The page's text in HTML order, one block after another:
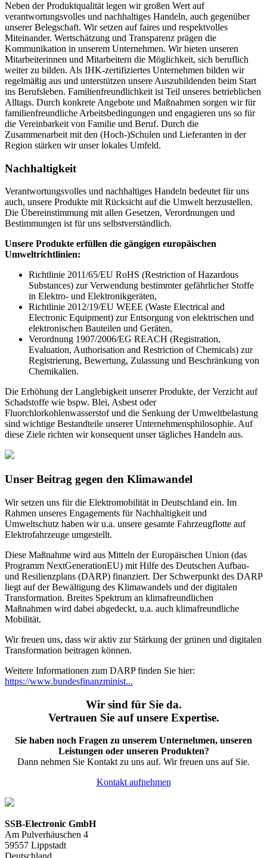
Neben der Produktqualität legen wir großen Wert auf
verantwortungsvolles und nachhaltiges Handeln, auch gegenüber
unserer Belegschaft. Wir setzen auf faires und respektvolles
Miteinander. Wertschätzung und Transparenz prägen die
Kommunikation in unserem Unternehmen. Wir bieten unseren
Mitarbeiterinnen und Mitarbeitern die Möglichkeit, sich beruflich
weiter zu bilden. Als IHK-zertifiziertes Unternehmen bilden wir
regelmäßig aus und unterstützen unsere Auszubildenden beim Start
ins Berufsleben. Familienfreundlichkeit ist Teil unseres betrieblichen
Alltags. Durch konkrete Angebote und Maßnahmen sorgen wir für
familienfreundliche Arbeitsbedingungen und engagieren uns so für
die Vereinbarkeit von Familie und Beruf. Durch die
Zusammenarbeit mit den (Hoch-)Schulen und Lieferanten in der
Region stärken wir unser lokales Umfeld.
Nachhaltigkeit
Verantwortungsvolles und nachhaltiges Handeln bedeutet für uns
auch, unsere Produkte mit Rücksicht auf die Umwelt herzustellen.
Die Übereinstimmung mit allen Gesetzen, Verordnungen und
Bestimmungen ist für uns selbstverständlich.
Unsere Produkte erfüllen die gängigen europäischen
Umweltrichtlinien:
Richtlinie 2011/65/EU RoHS (Restriction of Hazardous
Substances) zur Verwendung bestimmter gefährlicher Stoffe
in Elektro- und Elektronikgeräten,
Richtlinie 2012/19/EU WEEE (Waste Electrical and
Electronic Equipment) zur Entsorgung von elektrischen und
elektronischen Bauteilen und Geräten,
Verordnung 1907/2006/EG REACH (Registration,
Evaluation, Authorisation and Restriction of Chemicals) zur
Registrierung, Bewertung, Zulassung und Beschränkung von
Chemikalien.
Die Erhöhung der Langlebigkeit unserer Produkte, der Verzicht auf
Schadstoffe wie bspw. Blei, Asbest oder
Fluorchlorkohlenwasserstof und die Senkung der Umweltbelastung
sind wichtige Bestandteile unserer Unternehmensphilosophie. Auf
diese Ziele richten wir konsequent unser tägliches Handeln aus.
Unser Beitrag gegen den Klimawandel
Wir setzen uns für die Elektromobilität in Deutschland ein. Im
Rahmen unseres Engagements für Nachhaltigkeit und
Umweltschutz haben wir u.a. unsere gesamte Fahrzeugflotte auf
Elektrofahrzeuge umgestellt.
Diese Maßnahme wird aus Mitteln der Europäischen Union (das
Programm NextGenerationEU) mit Hilfe des Deutschen Aufbau-
und Resilienzplans (DARP) finanziert. Der Schwerpunkt des DARP
liegt auf der Bewältigung des Klimawandels und der digitalen
Transformation. Breites Spektrum an klimafreundlichen
Maßnahmen wird dabei abgedeckt, u.a. auch klimafreundliche
Mobilität.
Wir freuen uns, dass wir aktiv zur Stärkung der grünen und digitalen
Transformation beitragen können.
Weitere Informationen zum DARP finden Sie hier:
https://www.bundesfinanzminist...
Wir sind für Sie da.
Vertrauen Sie auf unsere Expertise.
Sie haben noch Fragen zu unserem Unternehmen, unseren
Leistungen oder unseren Produkten?
Dann nehmen Sie Kontakt zu uns auf. Wir freuen uns auf Sie.
Kontakt aufnehmen
SSB-Electronic GmbH
Am Pulverhäuschen 4
59557 Lippstadt